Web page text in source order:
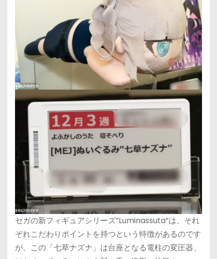
セガの新フィギュアシリーズ”Luminassuta”は、それ
ぞれこだわりポイントを持つという特徴があるのです
が、この「七草ナズナ」は台座となる電柱の変圧器、